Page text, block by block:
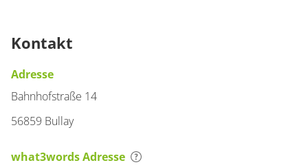
Kontakt
Adresse
Bahnhofstraße 14
56859 Bullay
what3words Adresse